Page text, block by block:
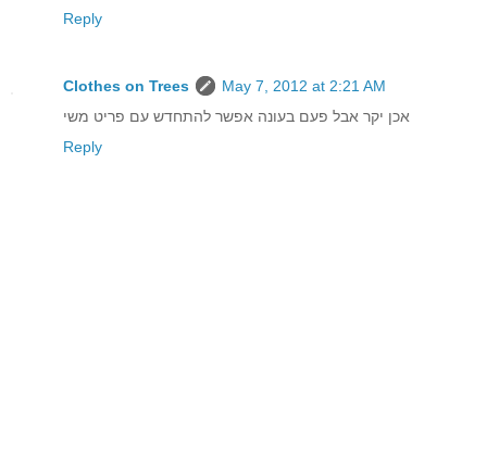
Reply
Clothes on Trees
May 7, 2012 at 2:21 AM
אכן יקר אבל פעם בעונה אפשר להתחדש עם פריט משי
Reply